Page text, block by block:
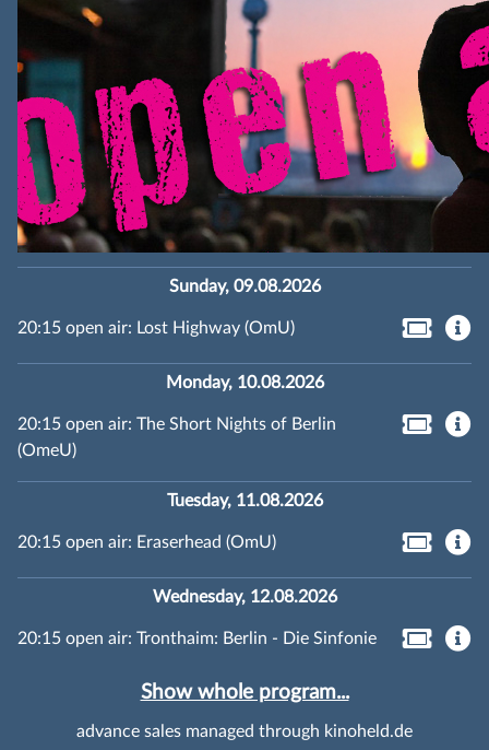
Sunday, 09.08.2026
20:15 open air: Lost Highway (OmU)
Monday, 10.08.2026
20:15 open air: The Short Nights of Berlin
(OmeU)
Tuesday, 11.08.2026
20:15 open air: Eraserhead (OmU)
Wednesday, 12.08.2026
20:15 open air: Tronthaim: Berlin - Die Sinfonie
Show whole program...
advance sales managed through kinoheld.de